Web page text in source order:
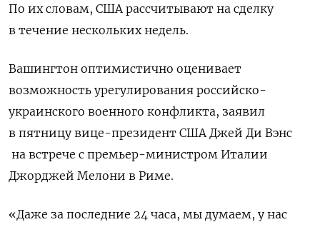
По их словам, США рассчитывают на сделку
в течение нескольких недель.
Вашингтон оптимистично оценивает
возможность урегулирования российско-
украинского военного конфликта, заявил
в пятницу вице-президент США Джей Ди Вэнс
на встрече с премьер-министром Италии
Джорджей Мелони в Риме.
«Даже за последние 24 часа, мы думаем, у нас